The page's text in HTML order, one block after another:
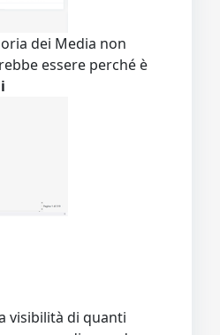
dei Media non
essere perché è
visibilità di quanti